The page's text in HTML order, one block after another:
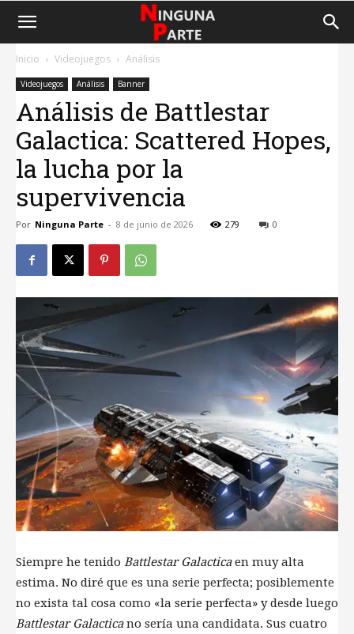
Inicio Videojuegos Análisis
Videojuegos Análisis Banner
Análisis de Battlestar
Galactica: Scattered Hopes,
la lucha por la
supervivencia
Por Ninguna Parte - 8 de junio de 2026 279 0
Siempre he tenido Battlestar Galacticaen muy alta
estima. No diré que es una serie perfecta; posiblemente
no exista tal cosa como «la serie perfecta» y desde luego
Battlestar Galacticano sería una candidata. Sus cuatro